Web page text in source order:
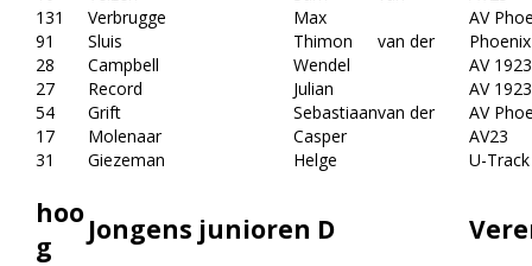
131
Verbrugge Max
AV
91
Sluis Thimon van der
Phoenix
28
Campbell Wendel
AV 1923
27
Record Julian
AV 1923
54
Grift Sebastiaanvan der
AV
17
Molenaar Casper
AV23
31
Giezeman Helge U-Track
hoo
g
Jongens junioren D